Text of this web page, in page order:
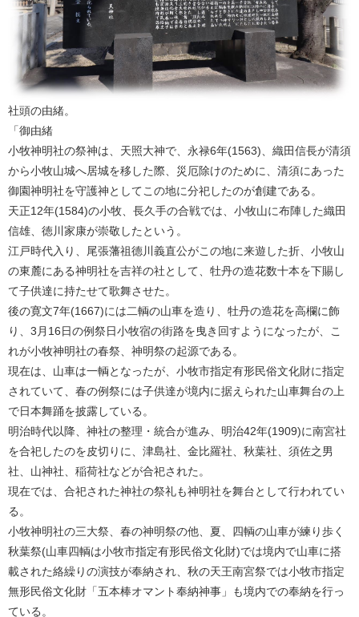
社頭の由緒。
「御由緒
小牧神明社の祭神は、天照大神で、永禄6年(1563)、織田信長が清須
から小牧山城へ居城を移した際、災厄除けのために、清須にあった
御園神明社を守護神としてこの地に分祀したのが創建である。
天正12年(1584)の小牧、長久手の合戦では、小牧山に布陣した織田
信雄、徳川家康が崇敬したという。
江戸時代入り、尾張藩祖德川義直公がこの地に来遊した折、小牧山
の東麓にある神明社を吉祥の社として、牡丹の造花数十本を下賜し
て子供達に持たせて歌舞させた。
後の寛文7年(1667)には二輌の山車を造り、牡丹の造花を高欄に飾
り、3月16日の例祭日小牧宿の街路を曳き回すようになったが、こ
れが小牧神明社の春祭、神明祭の起源である。
現在は、山車は一輌となったが、小牧市指定有形民俗文化財に指定
されていて、春の例祭には子供達が境内に据えられた山車舞台の上
で日本舞踊を披露している。
明治時代以降、神社の整理・統合が進み、明治42年(1909)に南宮社
を合祀したのを皮切りに、津島社、金比羅社、秋葉社、須佐之男
社、山神社、稲荷社などが合祀された。
現在では、合祀された神社の祭礼も神明社を舞台として行われてい
る。
小牧神明社の三大祭、春の神明祭の他、夏、四輌の山車が練り歩く
秋葉祭(山車四輌は小牧市指定有形民俗文化財)では境内で山車に搭
載された絡繰りの演技が奉納され、秋の天王南宮祭では小牧市指定
無形民俗文化財「五本棒オマント奉納神事」も境内での奉納を行っ
ている。